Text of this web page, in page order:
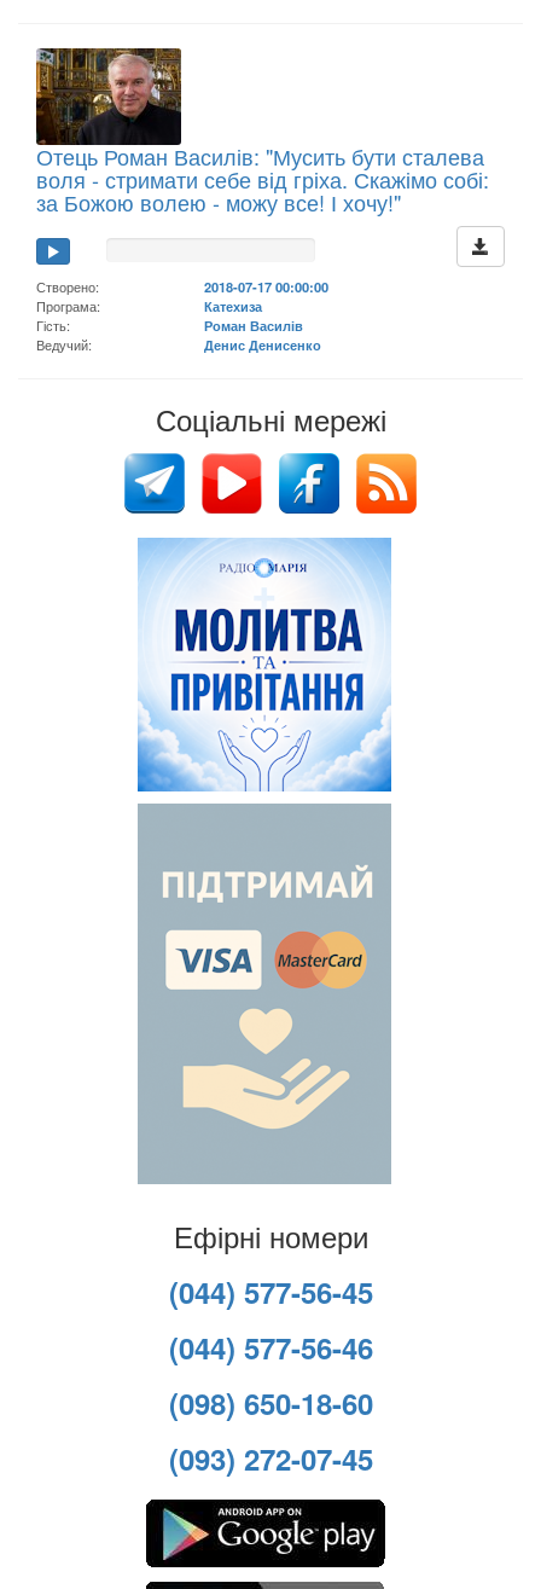
Отець Роман Василів: "Мусить бути сталева
воля - стримати себе від гріха. Скажімо собі:
за Божою волею - можу все! І хочу!"
Створено:
2018-07-17 00:00:00
Програма:
Катехиза
Гість:
Роман Василів
Ведучий:
Денис Денисенко
Соціальні мережі
Ефірні номери
(044) 577-56-45
(044) 577-56-46
(098) 650-18-60
(093) 272-07-45